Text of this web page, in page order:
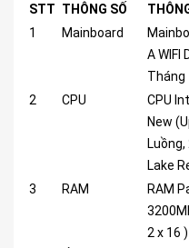
STT THÔNG SỐ
1
Mainboard
A WIFI
Tháng
2
CPU
CPU
New
Lake
3
RAM
RAM
2 x 16